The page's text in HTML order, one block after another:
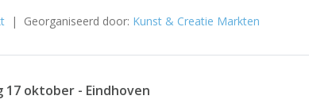
| Georganiseerd door: Kunst & Creatie Markten
17 oktober - Eindhoven